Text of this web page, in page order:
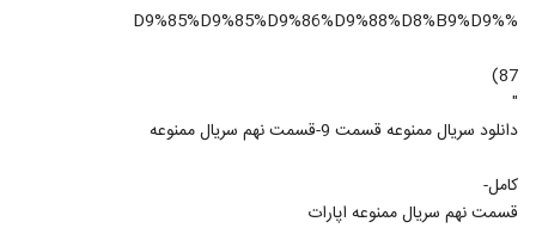
%D9%85%D9%85%D9%86%D9%88%D8%B9%D9%
87)
"
دانلود سریال ممنوعه قسمت 9-قسمت نهم سریال ممنوعه
کامل-
قسمت نهم سریال ممنوعه اپارات